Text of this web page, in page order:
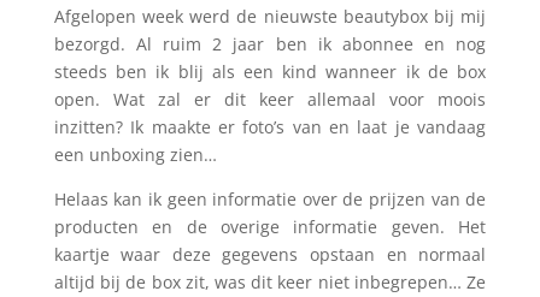
Afgelopen week werd de nieuwste beautybox bij mij
bezorgd. Al ruim 2 jaar ben ik abonnee en nog
steeds ben ik blij als een kind wanneer ik de box
open. Wat zal er dit keer allemaal voor moois
inzitten? Ik maakte er foto’s van en laat je vandaag
een unboxing zien…
Helaas kan ik geen informatie over de prijzen van de
producten en de overige informatie geven. Het
kaartje waar deze gegevens opstaan en normaal
altijd bij de box zit, was dit keer niet inbegrepen… Ze